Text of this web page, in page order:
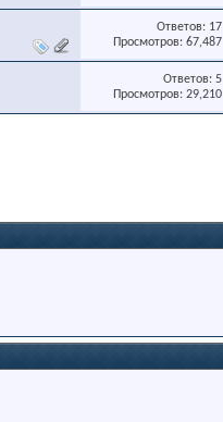
Ответов: 17
Просмотров: 67,487
Ответов: 5
Просмотров: 29,210